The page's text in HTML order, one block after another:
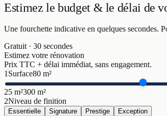
Estimez le budget & le délai de
Une fourchette indicative en quelques secondes.
Gratuit · 30 secondes
Estimez votre rénovation
Prix TTC + délai immédiat, sans engagement.
1Surface80 m²
25 m²300 m²
2Niveau de finition
Essentielle Signature Prestige Exception